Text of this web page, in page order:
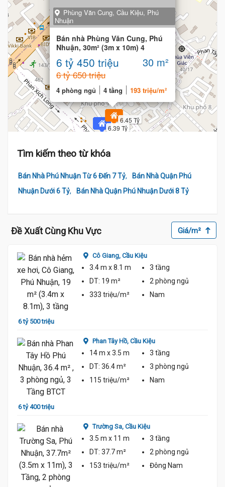
6.45 Tỷ
6.5 Tỷ
6.39 Tỷ
Phùng Văn Cung, Cầu Kiệu, Phú
Nhuận
Bán nhà Phùng Văn Cung, Phú
Nhuận, 30m² (3m x 10m) 4
phòng ngủ, 4 Tầng
6 tỷ 450 triệu 30 m²
6 tỷ 650 triệu
4 phòng ngủ 4 tầng 193 triệu/m²
Tìm kiếm theo từ khóa
Bán Nhà Phú Nhuận Từ 6 Đến 7 Tỷ,
Bán Nhà Quận Phú
Nhuận Dưới 6 Tỷ, Bán Nhà Quận Phú Nhuận Dưới 8 Tỷ
Đề Xuất Cùng Khu Vực Giá/m²
6 tỷ 500 triệu
Cô Giang, Cầu Kiệu
3.4 m x 8.1 m
3 tầng
DT: 19 m² 2 phòng ngủ
333 triệu/m²
Nam
6 tỷ 400 triệu
Phan Tây Hồ, Cầu Kiệu
14 m x 3.5 m
3 tầng
DT: 36.4 m² 3 phòng ngủ
115 triệu/m²
Nam
Trường Sa, Cầu Kiệu
3.5 m x 11 m
3 tầng
DT: 37.7 m² 2 phòng ngủ
153 triệu/m²
Đông Nam